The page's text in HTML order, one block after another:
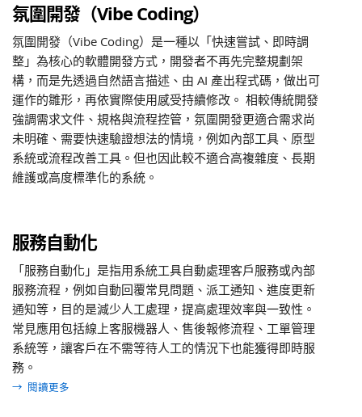
氛圍開發（Vibe Coding）
氛圍開發（Vibe Coding）是一種以「快速嘗試、即時調
整」為核心的軟體開發方式，開發者不再先完整規劃架
構，而是先透過自然語言描述、由 AI 產出程式碼，做出可
運作的雛形，再依實際使用感受持續修改。 相較傳統開發
強調需求文件、規格與流程控管，氛圍開發更適合需求尚
未明確、需要快速驗證想法的情境，例如內部工具、原型
系統或流程改善工具。但也因此較不適合高複雜度、長期
維護或高度標準化的系統。
服務自動化
「服務自動化」是指用系統工具自動處理客戶服務或內部
服務流程，例如自動回覆常見問題、派工通知、進度更新
通知等，目的是減少人工處理，提高處理效率與一致性。
常見應用包括線上客服機器人、售後報修流程、工單管理
系統等，讓客戶在不需等待人工的情況下也能獲得即時服
務。
→ 閱讀更多